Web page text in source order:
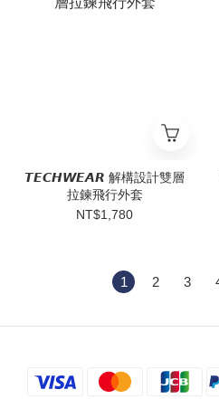
𝙏𝙀𝘾𝙃𝙒𝙀𝘼𝙍 解構設計雙層
拉鍊飛行外套
NT$1,780
1 2 3